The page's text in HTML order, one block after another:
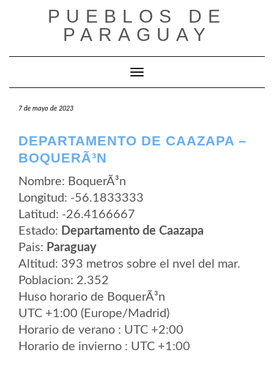
PUEBLOS DE
PARAGUAY
Cambiar modo de navegación
7 de mayo de 2023
DEPARTAMENTO DE CAAZAPA –
BOQUERÃ³N
Nombre: BoquerÃ³n
Longitud: -56.1833333
Latitud: -26.4166667
Estado: Departamento de Caazapa
Pais: Paraguay
Altitud: 393 metros sobre el nvel del mar.
Poblacion: 2.352
Huso horario de BoquerÃ³n
UTC +1:00 (Europe/Madrid)
Horario de verano : UTC +2:00
Horario de invierno : UTC +1:00